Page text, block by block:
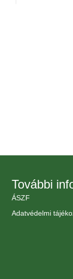
További
ÁSZF
Adatvédelmi